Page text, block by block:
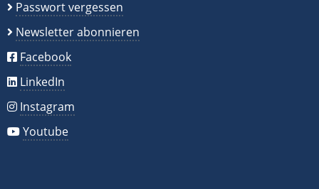
Passwort vergessen
Newsletter abonnieren
Facebook
LinkedIn
Instagram
Youtube